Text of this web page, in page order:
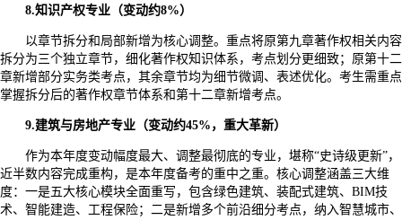
8.知识产权专业（变动约8%）
以章节拆分和局部新增为核心调整。重点将原第九章著作权相关内容
拆分为三个独立章节，细化著作权知识体系，考点划分更细致；原第十二
章新增部分实务类考点，其余章节均为细节微调、表述优化。考生需重点
掌握拆分后的著作权章节体系和第十二章新增考点。
9.建筑与房地产专业（变动约45%，重大革新）
作为本年度变动幅度最大、调整最彻底的专业，堪称“史诗级更新”，
近半数内容完成重构，是本年度备考的重中之重。核心调整涵盖三大维
度：一是五大核心模块全面重写，包含绿色建筑、装配式建筑、BIM技
术、智能建造、工程保险；二是新增多个前沿细分考点，纳入智慧城市、